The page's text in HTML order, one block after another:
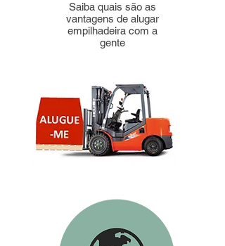
Saiba quais são as
vantagens de alugar
empilhadeira com a
gente